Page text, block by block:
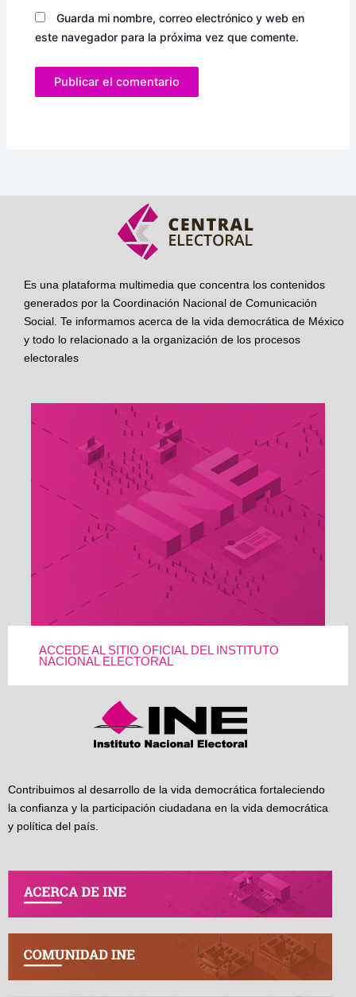
Guarda mi nombre, correo electrónico y web en
este navegador para la próxima vez que comente.
Es una plataforma multimedia que concentra los contenidos
generados por la Coordinación Nacional de Comunicación
Social. Te informamos acerca de la vida democrática de México
y todo lo relacionado a la organización de los procesos
electorales
ACCEDE AL SITIO OFICIAL DEL INSTITUTO
NACIONAL ELECTORAL
Contribuimos al desarrollo de la vida democrática fortaleciendo
la confianza y la participación ciudadana en la vida democrática
y política del país.